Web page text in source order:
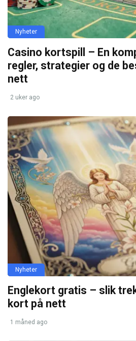
Nyheter
Casino kortspill – En
regler, strategier og de
nett
2 uker ago
Nyheter
Englekort gratis – slik
kort på nett
1 måned ago